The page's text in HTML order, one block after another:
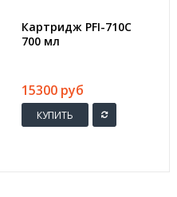
Картридж PFI-710C
700 мл
15300 руб
КУПИТЬ